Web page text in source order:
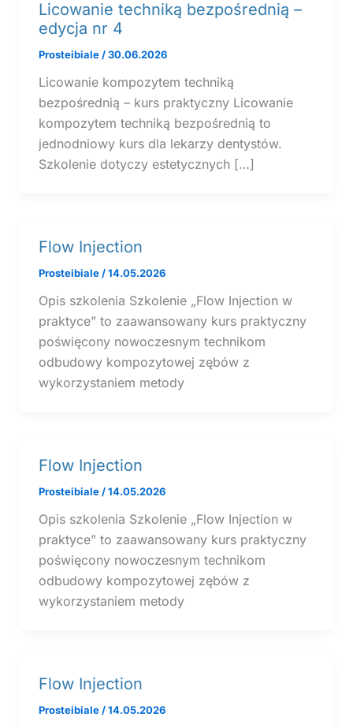
Licowanie techniką bezpośrednią –
edycja nr 4
Prosteibiale /30.06.2026
Licowanie kompozytem techniką
bezpośrednią – kurs praktyczny Licowanie
kompozytem techniką bezpośrednią to
jednodniowy kurs dla lekarzy dentystów.
Szkolenie dotyczy estetycznych […]
Flow Injection
Prosteibiale /14.05.2026
Opis szkolenia Szkolenie „Flow Injection w
praktyce” to zaawansowany kurs praktyczny
poświęcony nowoczesnym technikom
odbudowy kompozytowej zębów z
wykorzystaniem metody
Flow Injection
Prosteibiale /14.05.2026
Opis szkolenia Szkolenie „Flow Injection w
praktyce” to zaawansowany kurs praktyczny
poświęcony nowoczesnym technikom
odbudowy kompozytowej zębów z
wykorzystaniem metody
Flow Injection
Prosteibiale /14.05.2026